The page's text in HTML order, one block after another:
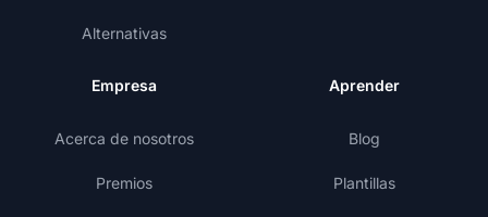
Alternativas
Empresa
Acerca de nosotros
Premios
Aprender
Blog
Plantillas